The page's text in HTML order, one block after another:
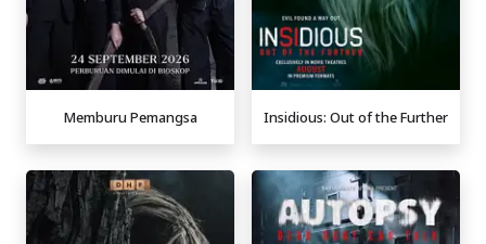
Memburu Pemangsa Insidious: Out of the Further